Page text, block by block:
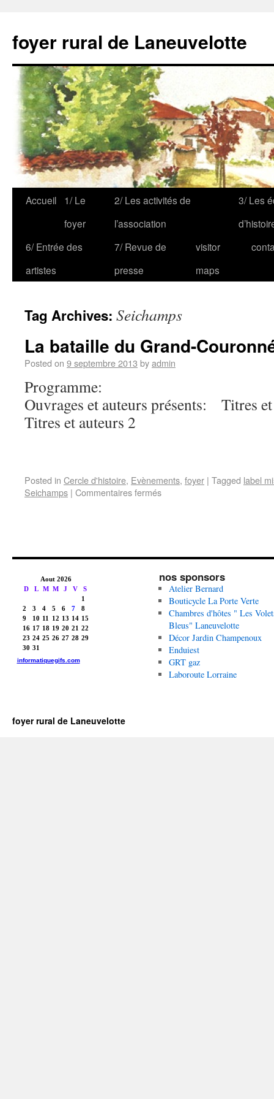
foyer rural de Laneuvelotte
Accueil
1/ Le
foyer
2/ Les activités de
l’association
3/ Les
6/ Entrée des
artistes
7/ Revue de
presse
visitor
maps
Tag Archives: Seichamps
La bataille du Grand-
Posted on 9 septembre 2013 byadmin
Programme:
Ouvrages et auteurs présents:
Titres et auteurs 2
Posted in Cercle d'histoire, Evènements, foyer | Tagged label
Seichamps | Commentaires fermés
nos sponsors
Atelier Bernard
Bouticycle La Porte Verte
Chambres d'hôtes " Les
Bleus" Laneuvelotte
Décor Jardin Champenoux
Enduiest
GRT gaz
Laboroute Lorraine
foyer rural de Laneuvelotte